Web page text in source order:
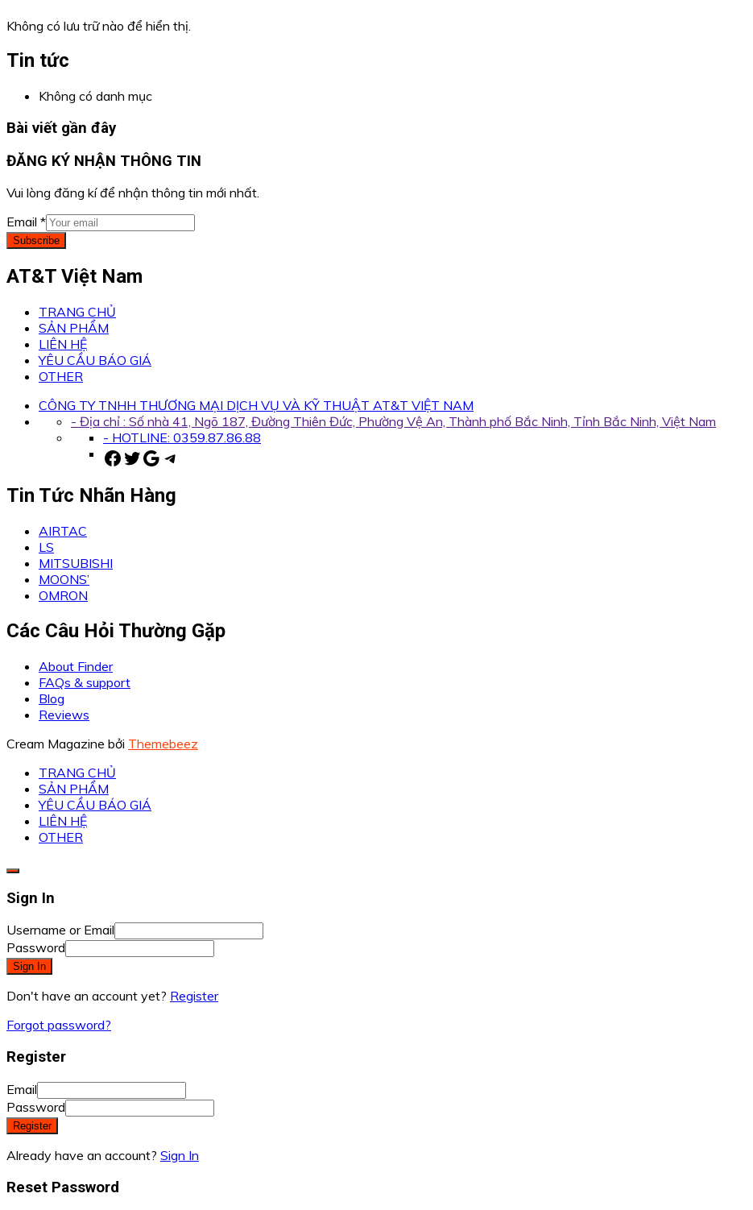
Không có lưu trữ nào để hiển thị.
Tin tức
Không có danh mục
Bài viết gần đây
ĐĂNG KÝ NHẬN THÔNG TIN
Vui lòng đăng kí để nhận thông tin mới nhất.
Email *
Subscribe
AT&T Việt Nam
TRANG CHỦ
SẢN PHẨM
LIÊN HỆ
YÊU CẦU BÁO GIÁ
OTHER
CÔNG TY TNHH THƯƠNG MẠI DỊCH VỤ VÀ KỸ THUẬT AT&T VIỆT NAM
- Địa chỉ : Số nhà 41, Ngõ 187, Đường Thiên Đức, Phường Vệ An, Thành phố Bắc Ninh, Tỉnh Bắc Ninh, Việt Nam
- HOTLINE: 0359.87.86.88
Facebook
Twitter
Google
Telegram
Tin Tức Nhãn Hàng
AIRTAC
LS
MITSUBISHI
MOONS’
OMRON
Các Câu Hỏi Thường Gặp
About Finder
FAQs & support
Blog
Reviews
Cream Magazine bởi Themebeez
TRANG CHỦ
SẢN PHẨM
YÊU CẦU BÁO GIÁ
LIÊN HỆ
OTHER
Sign In
Username or Email
Password
Sign In
Don't have an account yet? Register
Forgot password?
Register
Email
Password
Register
Already have an account? Sign In
Reset Password